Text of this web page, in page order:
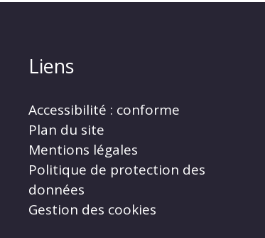
Liens
Accessibilité : conforme
Plan du site
Mentions légales
Politique de protection des
données
Gestion des cookies